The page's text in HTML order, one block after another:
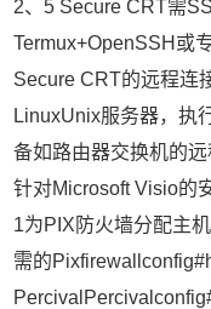
2、5 Secure CRT需
Termux+OpenSSH或
Secure CRT的远程连
LinuxUnix服务器，执
备如路由器交换机的
针对Microsoft Visio的
1为PIX防火墙分配主
需的